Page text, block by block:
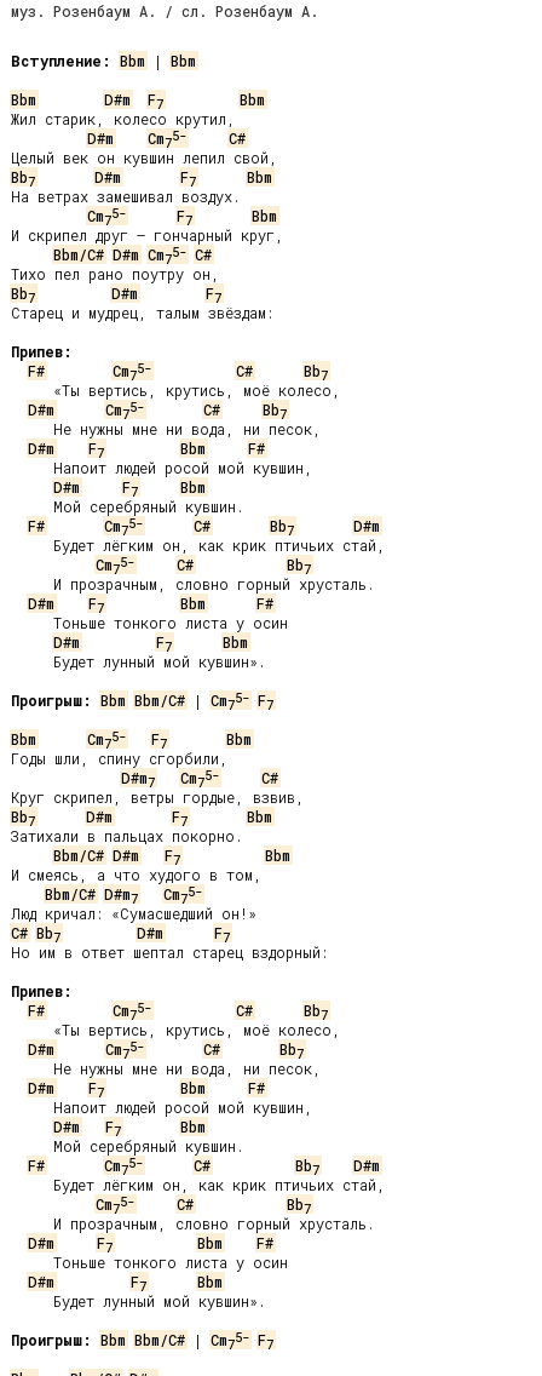
муз. Розенбаум А. / сл. Розенбаум А.
Вступление: Bbm | Bbm
Bbm
D#m F7
Bbm
Жил старик, колесо крутил,
D#m
Cm75-
C#
Bb7 D#m F7
Bbm
На ветрах замешивал воздух.
Cm75- F7
Bbm
И скрипел друг – гончарный круг,
Bbm/C# D#m Cm75- C#
Bb7 D#m F7
Старец и мудрец, талым звёздам:
Припев:
F#
Cm75- C# Bb7
D#m
Cm75- C# Bb7
D#m
F7 Bbm
F#
D#m
F7
Bbm
F#
Cm75- C# Bb7
D#m
Cm75- C# Bb7
D#m
F7 Bbm
F#
D#m
F7
Bbm
Проигрыш:
Bbm Bbm/C# | Cm75- F7
Bbm Cm75- F7
Bbm
Годы шли, спину сгорбили,
D#m7 Cm75-
C#
Bb7 D#m F7
Bbm
Затихали в пальцах покорно.
Bbm/C# D#m F7
Bbm
И смеясь, а что худого в том,
Bbm/C# D#m7 Cm75-
C# Bb7 D#m F7
Но им в ответ шептал старец вздорный:
Припев:
F#
Cm75- C# Bb7
D#m
Cm75- C# Bb7
D#m
F7 Bbm
F#
D#m
F7
Bbm
F#
Cm75- C# Bb7
D#m
Cm75- C# Bb7
D#m
F7 Bbm
F#
D#m
F7
Bbm
Проигрыш:
Bbm Bbm/C# | Cm75- F7